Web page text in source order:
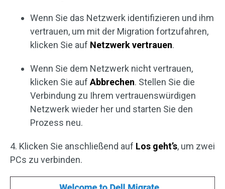
Wenn Sie das Netzwerk identifizieren und ihm
vertrauen, um mit der Migration fortzufahren,
klicken Sie auf Netzwerk vertrauen.
Wenn Sie dem Netzwerk nicht vertrauen,
klicken Sie auf Abbrechen. Stellen Sie die
Verbindung zu Ihrem vertrauenswürdigen
Netzwerk wieder her und starten Sie den
Prozess neu.
4. Klicken Sie anschließend auf Los geht’s, um zwei
PCs zu verbinden.